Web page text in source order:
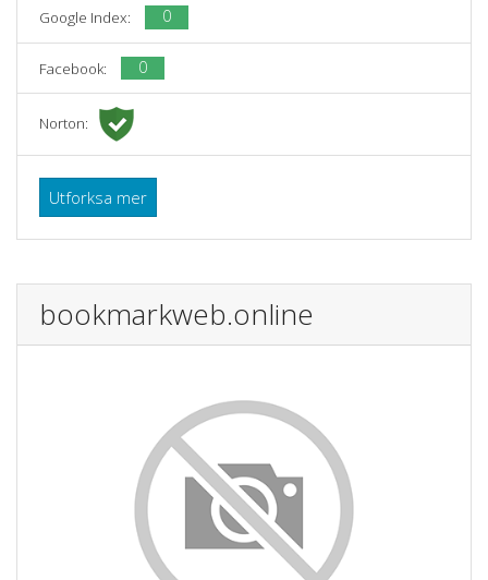
Google Index: 0
Facebook: 0
Norton:
Utforksa mer
bookmarkweb.online